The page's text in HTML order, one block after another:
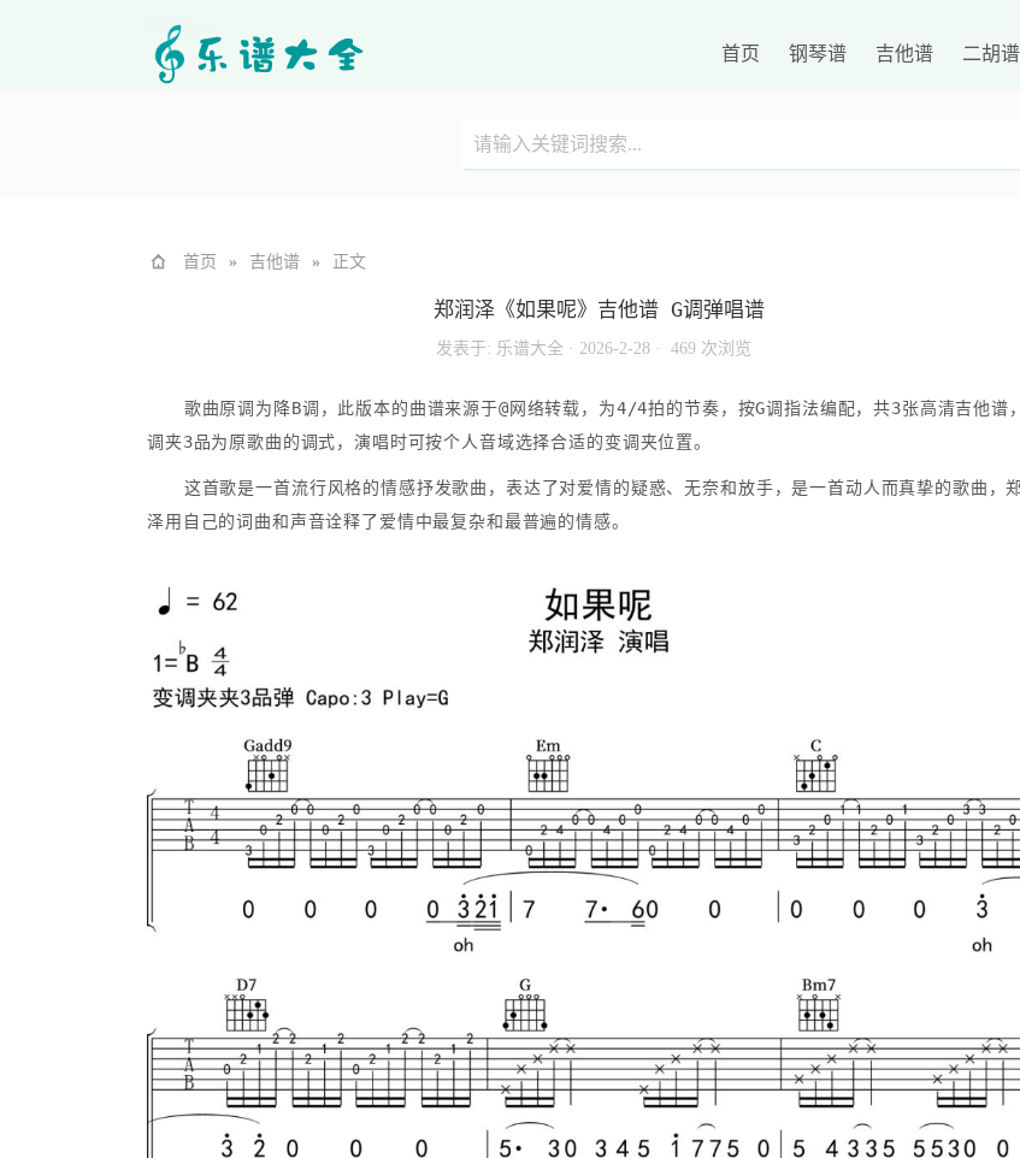
首页 钢琴谱 吉他谱 二胡谱
首页 » 吉他谱 » 正文
郑润泽《如果呢》吉他谱 G调弹唱谱
发表于: 乐谱大全 · 2026-2-28 · 469 次浏览
歌曲原调为降B调，此版本的曲谱来源于@网络转载，为4/4拍的节奏，按G调指法编配，共3张高清吉他谱
调夹3品为原歌曲的调式，演唱时可按个人音域选择合适的变调夹位置。
这首歌是一首流行风格的情感抒发歌曲，表达了对爱情的疑惑、无奈和放手，是一首动人而真挚的歌曲，
泽用自己的词曲和声音诠释了爱情中最复杂和最普遍的情感。